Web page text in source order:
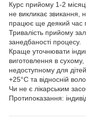
Курс прийому 1-2
не викликає звикання,
працює ще деякий час
Тривалість прийому
занедбаності процесу.
Краще уточнювати
виготовлення в
недоступному для
+25°С та відносній
Чи не є лікарським
Протипоказання: